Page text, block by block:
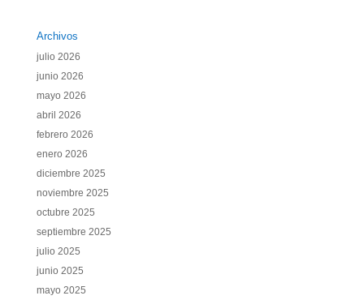
Archivos
julio 2026
junio 2026
mayo 2026
abril 2026
febrero 2026
enero 2026
diciembre 2025
noviembre 2025
octubre 2025
septiembre 2025
julio 2025
junio 2025
mayo 2025